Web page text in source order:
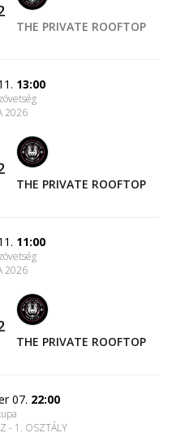
THE PRIVATE ROOFTOP
13:00
2026
THE PRIVATE ROOFTOP
11:00
2026
THE PRIVATE ROOFTOP
07. 22:00
- 1. OSZTÁLY